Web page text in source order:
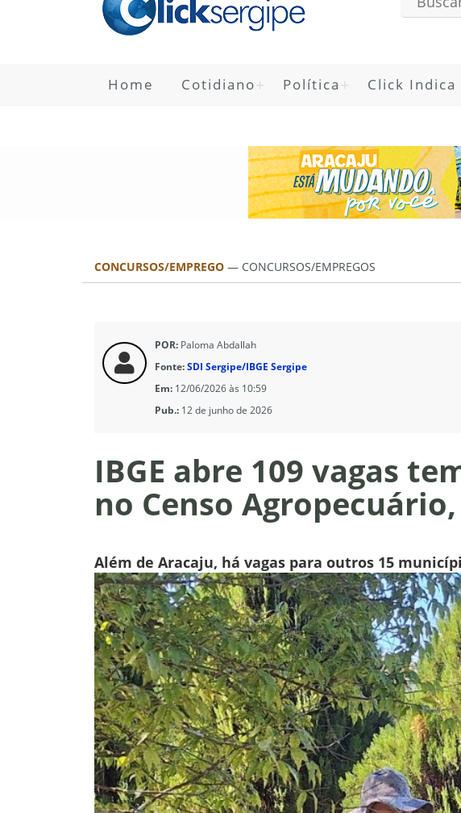
Home Cotidiano Política Click Indica
CONCURSOS/EMPREGO — CONCURSOS/EMPREGOS
POR: Paloma Abdallah
Fonte:SDI Sergipe/IBGE Sergipe
Em: 12/06/2026 às 10:59
Pub.: 12 de junho de 2026
IBGE abre 109 vagas
no Censo
Além de Aracaju, há vagas para outros 15